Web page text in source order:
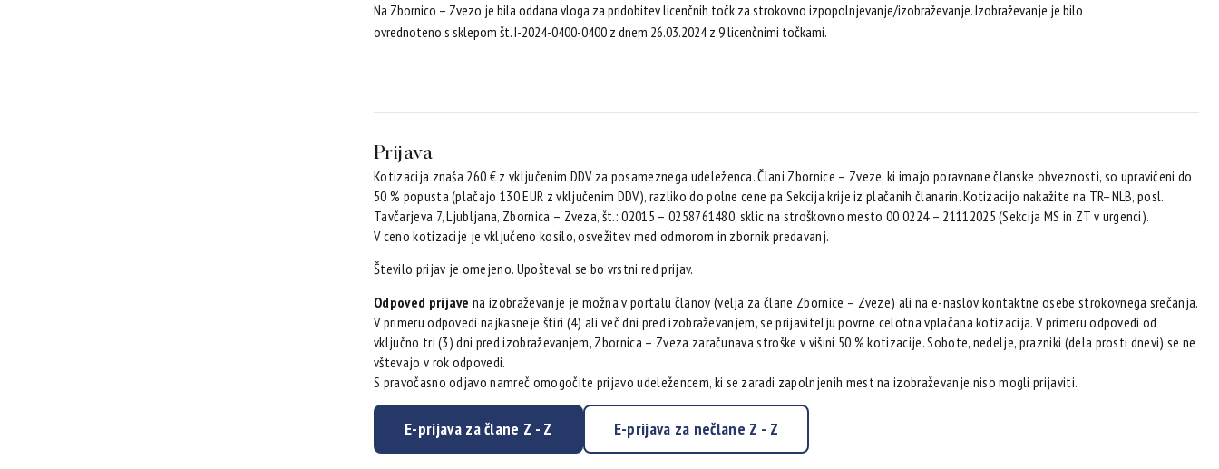
Na Zbornico – Zvezo je bila oddana vloga za pridobitev licenčnih točk za strokovno izpopolnjevanje/izobraževanje. Izobraževanje je bilo
ovrednoteno s sklepom št. I-2024-0400-0400 z dnem 26.03.2024 z 9 licenčnimi točkami.
Prijava
Kotizacija znaša 260 € z vključenim DDV za posameznega udeleženca. Člani Zbornice – Zveze, ki imajo poravnane članske obveznosti, so upravičeni do
50 % popusta (plačajo 130 EUR z vključenim DDV), razliko do polne cene pa Sekcija krije iz plačanih članarin. Kotizacijo nakažite na TR–NLB, posl.
Tavčarjeva 7, Ljubljana, Zbornica – Zveza, št.: 02015 – 0258761480, sklic na stroškovno mesto 00 0224 – 21112025 (Sekcija MS in ZT v urgenci).
V ceno kotizacije je vključeno kosilo, osvežitev med odmorom in zbornik predavanj.
Število prijav je omejeno. Upošteval se bo vrstni red prijav.
Odpoved prijave na izobraževanje je možna v portalu članov (velja za člane Zbornice – Zveze) ali na e-naslov kontaktne osebe strokovnega srečanja.
V primeru odpovedi najkasneje štiri (4) ali več dni pred izobraževanjem, se prijavitelju povrne celotna vplačana kotizacija. V primeru odpovedi od
vključno tri (3) dni pred izobraževanjem, Zbornica – Zveza zaračunava stroške v višini 50 % kotizacije. Sobote, nedelje, prazniki (dela prosti dnevi) se ne
vštevajo v rok odpovedi.
S pravočasno odjavo namreč omogočite prijavo udeležencem, ki se zaradi zapolnjenih mest na izobraževanje niso mogli prijaviti.
E-prijava za člane Z - Z E-prijava za nečlane Z - Z